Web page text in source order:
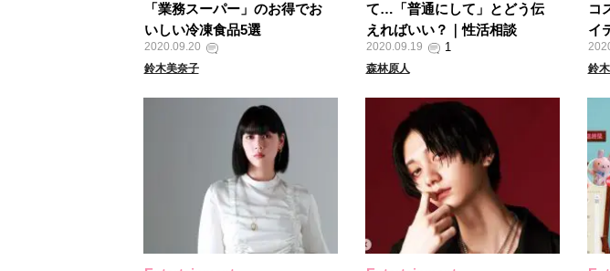
「業務スーパー」のお得でお
いしい冷凍食品5選
2020.09.20
鈴木美奈子
て…「普通にして」とどう伝
えればいい？｜性活相談
2020.09.19
森林原人
コ
イ
鈴